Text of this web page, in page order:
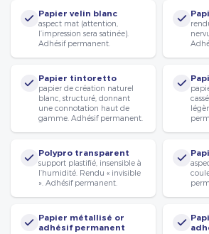
Papier velin blanc
aspect mat (attention,
l’impression sera satinée).
Adhésif permanent.
Papier tintoretto
papier de création naturel
blanc, structuré, donnant
une connotation haut de
gamme. Adhésif permanent.
Polypro transparent
support plastifié, insensible à
l’humidité. Rendu « invisible
». Adhésif permanent.
Papier métallisé or
adhésif permanent